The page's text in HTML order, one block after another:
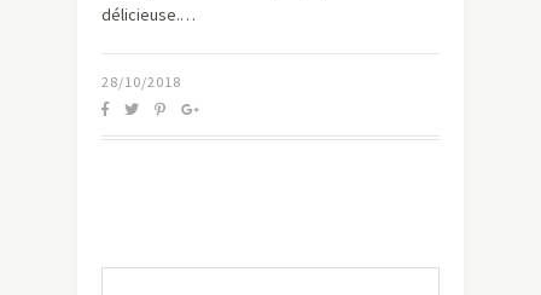
délicieuse.…
28/10/2018